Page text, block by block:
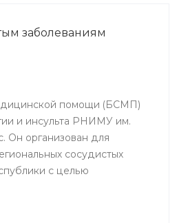
Мелеуз, Кумертау, а
заболеваниям
помощи (БСМП)
и инсульта РНИМУ им.
Он организован для
сосудистых
с целью